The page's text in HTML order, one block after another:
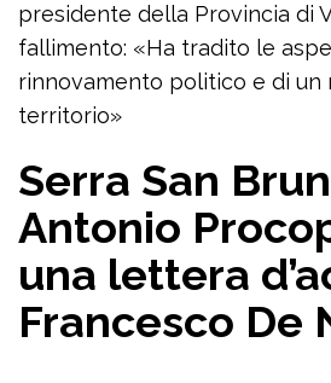
presidente della Provincia di
fallimento: «Ha tradito le
rinnovamento politico e di un
territorio»
Serra San
Antonio
una lettera
Francesco De